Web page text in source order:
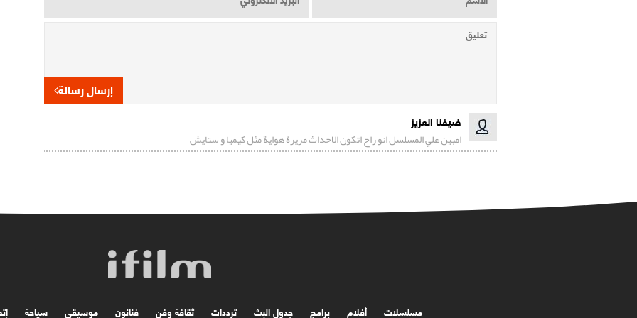
إرسال رسالة
ضيفنا العزيز
امبين علي المسلسل انو راح اتكون الاحداث مريرة هواية مثل كيميا و ستايش
مسلسلات أفلام برامج جدول البث ترددات ثقافة وفن فنانون موسیقی سياحة